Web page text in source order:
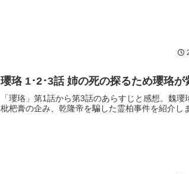
瓔珞 1･2･3話 姉の死の探るため瓔珞が
「瓔珞」第1話から第3話のあらすじと感想。魏
枇杷膏の企み、乾隆帝を騙した霊柏事件を紹介し